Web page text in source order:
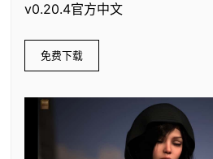
v0.20.4官方中文
免费下载